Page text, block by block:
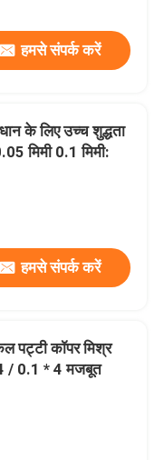
हमसे संपर्क करें
के लिए उच्च शुद्धता
मिमी 0.1 मिमी:
हमसे संपर्क करें
पट्टी कॉपर मिश्र
/ 0.1 * 4 मजबूत